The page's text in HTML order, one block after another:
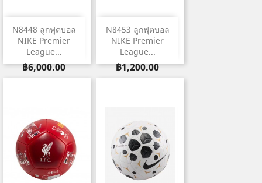
N8448 ลูกฟุตบอล
NIKE Premier
League...
ราคา
฿6,000.00
N8453 ลูกฟุตบอล
NIKE Premier
League...
ราคา
฿1,200.00